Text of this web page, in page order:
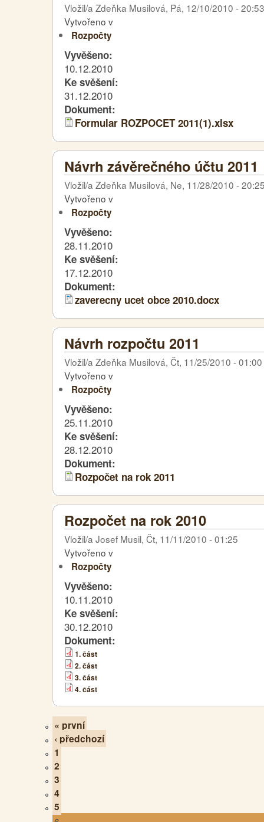
Vložil/a Zdeňka Musilová, Pá, 12/10/2010 - 20:53
Vytvořeno v
Rozpočty
Vyvěšeno:
10.12.2010
Ke svěšení:
31.12.2010
Dokument:
Formular ROZPOCET 2011(1).xlsx
Návrh závěrečného účtu 2011
Vložil/a Zdeňka Musilová, Ne, 11/28/2010 -
Vytvořeno v
Rozpočty
Vyvěšeno:
28.11.2010
Ke svěšení:
17.12.2010
Dokument:
zaverecny ucet obce 2010.docx
Návrh rozpočtu 2011
Vložil/a Zdeňka Musilová, Čt, 11/25/2010 - 01:00
Vytvořeno v
Rozpočty
Vyvěšeno:
25.11.2010
Ke svěšení:
28.12.2010
Dokument:
Rozpočet na rok 2011
Rozpočet na rok 2010
Vložil/a Josef Musil, Čt, 11/11/2010 - 01:25
Vytvořeno v
Rozpočty
Vyvěšeno:
10.11.2010
Ke svěšení:
30.12.2010
Dokument:
1. část
2. část
3. část
4. část
« první
‹ předchozí
1
2
3
4
5